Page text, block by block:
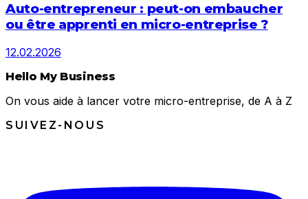
Auto-entrepreneur : peut-on embaucher
ou être apprenti en micro-entreprise ?
12.02.2026
Hello My Business
On vous aide à lancer votre micro-entreprise, de A à Z
SUIVEZ-NOUS